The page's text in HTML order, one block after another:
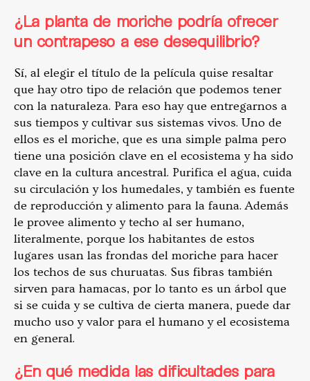
¿La planta de moriche podría ofrecer
un contrapeso a ese desequilibrio?
Sí, al elegir el título de la película quise resaltar
que hay otro tipo de relación que podemos tener
con la naturaleza. Para eso hay que entregarnos a
sus tiempos y cultivar sus sistemas vivos. Uno de
ellos es el moriche, que es una simple palma pero
tiene una posición clave en el ecosistema y ha sido
clave en la cultura ancestral. Purifica el agua, cuida
su circulación y los humedales, y también es fuente
de reproducción y alimento para la fauna. Además
le provee alimento y techo al ser humano,
literalmente, porque los habitantes de estos
lugares usan las frondas del moriche para hacer
los techos de sus churuatas. Sus fibras también
sirven para hamacas, por lo tanto es un árbol que
si se cuida y se cultiva de cierta manera, puede dar
mucho uso y valor para el humano y el ecosistema
en general.
¿En qué medida las dificultades para